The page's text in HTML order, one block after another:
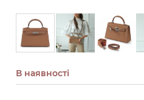
В наявності